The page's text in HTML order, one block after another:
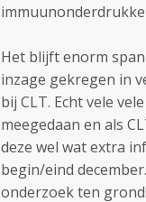
Het blijft enorm
inzage gekregen in
bij CLT. Echt vele
meegedaan en als
deze wel wat extra
begin/eind
onderzoek ten